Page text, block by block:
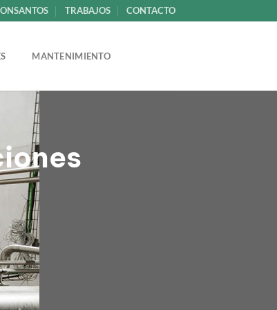
TRABAJOS CONTACTO
MANTENIMIENTO